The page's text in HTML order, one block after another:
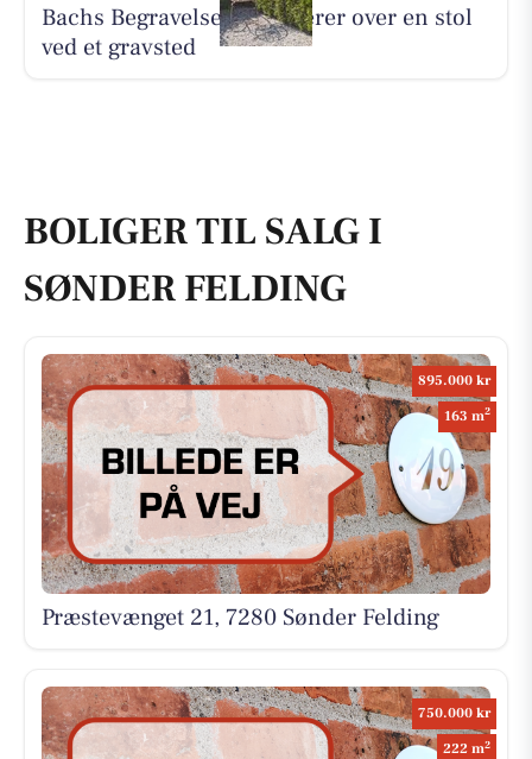
Bachs Begravelser reflekterer over en stol
ved et gravsted
BOLIGER TIL SALG I
SØNDER FELDING
895.000 kr
163 m2
Præstevænget 21, 7280 Sønder Felding
750.000 kr
222 m2